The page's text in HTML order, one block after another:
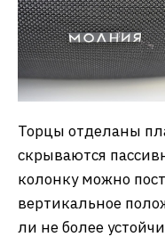
Торцы отделаны
скрываются
колонку можно
вертикальное
ли не более